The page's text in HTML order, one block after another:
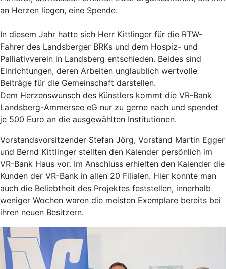
an Herzen liegen, eine Spende.
In diesem Jahr hatte sich Herr Kittlinger für die RTW-
Fahrer des Landsberger BRKs und dem Hospiz- und
Palliativverein in Landsberg entschieden. Beides sind
Einrichtungen, deren Arbeiten unglaublich wertvolle
Beiträge für die Gemeinschaft darstellen.
Dem Herzenswunsch des Künstlers kommt die VR-Bank
Landsberg-Ammersee eG nur zu gerne nach und spendet
je 500 Euro an die ausgewählten Institutionen.
Vorstandsvorsitzender Stefan Jörg, Vorstand Martin Egger
und Bernd Kittlinger stellten den Kalender persönlich im
VR-Bank Haus vor. Im Anschluss erhielten den Kalender die
Kunden der VR-Bank in allen 20 Filialen. Hier konnte man
auch die Beliebtheit des Projektes feststellen, innerhalb
weniger Wochen waren die meisten Exemplare bereits bei
ihren neuen Besitzern.